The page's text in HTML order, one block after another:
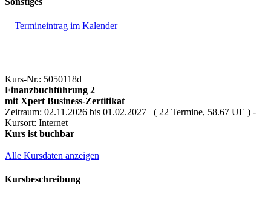
Termineintrag im Kalender
Kurs-Nr.: 5050118d
Finanzbuchführung 2
mit Xpert Business-Zertifikat
Zeitraum: 02.11.2026 bis 01.02.2027 ( 22 Termine, 58.67 UE ) -
Kursort: Internet
Kurs ist buchbar
Alle Kursdaten anzeigen
Kursbeschreibung